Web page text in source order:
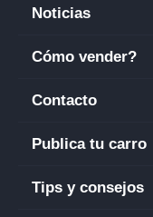
Noticias
Cómo vender?
Contacto
Publica tu carro
Tips y consejos